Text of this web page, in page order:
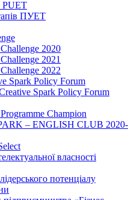
PUET
ПУЕТ
2020
2021
2022
Spark Policy Forum
Spark Policy Forum
Champion
– ENGLISH CLUB 2020-
власності
потенціалу